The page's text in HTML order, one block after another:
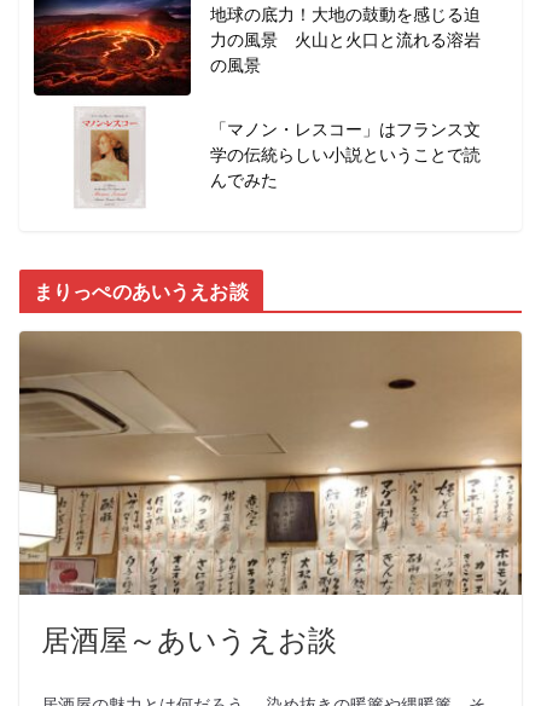
地球の底力！大地の鼓動を感じる迫
力の風景 火山と火口と流れる溶岩
の風景
「マノン・レスコー」はフランス文
学の伝統らしい小説ということで読
んでみた
まりっぺのあいうえお談
居酒屋～あいうえお談